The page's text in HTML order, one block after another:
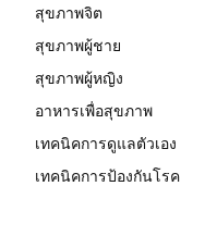
สุขภาพจิต
สุขภาพผู้ชาย
สุขภาพผู้หญิง
อาหารเพื่อสุขภาพ
เทคนิคการดูแลตัวเอง
เทคนิคการป้องกันโรค